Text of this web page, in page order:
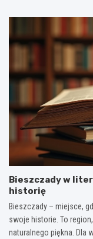
Bieszczady w
historię
Bieszczady – miejsce,
swoje historie. To
naturalnego piękna. Dla